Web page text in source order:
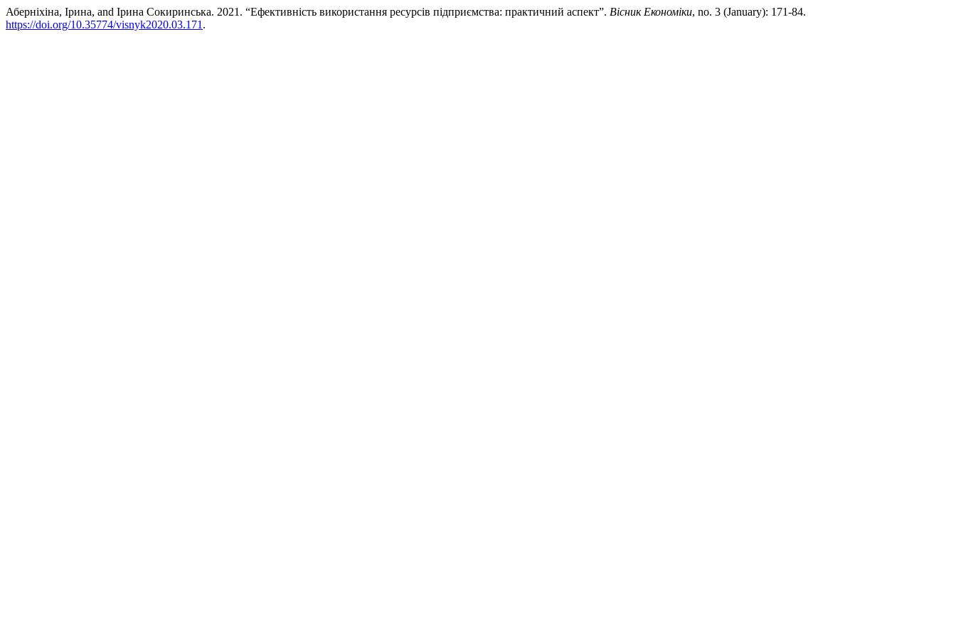
Аберніхіна, Ірина, and Ірина Сокиринська. 2021. “Ефективність використання ресурсів підприємства: практичний аспект”. Вісник Економіки, no. 3 (January): 171-84.
https://doi.org/10.35774/visnyk2020.03.171 .